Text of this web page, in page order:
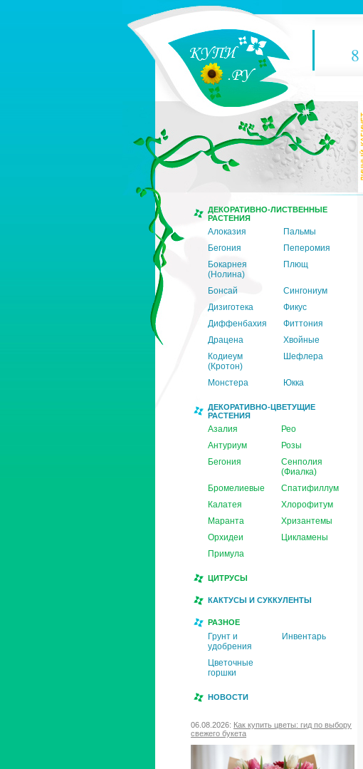
8
ДЕКОРАТИВНО-ЛИСТВЕННЫЕ
РАСТЕНИЯ
Алоказия
Пальмы
Бегония
Пеперомия
Бокарнея
(Нолина)
Плющ
Бонсай
Сингониум
Дизиготека
Фикус
Диффенбахия
Фиттония
Драцена
Хвойные
Кодиеум
(Кротон)
Шефлера
Монстера Юкка
ДЕКОРАТИВНО-ЦВЕТУЩИЕ
РАСТЕНИЯ
Азалия
Рео
Антуриум
Розы
Бегония
Сенполия
(Фиалка)
Бромелиевые
Спатифиллум
Калатея
Хлорофитум
Маранта
Хризантемы
Орхидеи
Цикламены
Примула
ЦИТРУСЫ
КАКТУСЫ И СУККУЛЕНТЫ
РАЗНОЕ
Грунт и
удобрения
Инвентарь
Цветочные
горшки
НОВОСТИ
06.08.2026: Как купить цветы: гид по выбору
свежего букета